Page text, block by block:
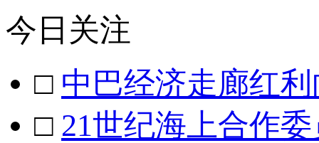
今日关注
□ 中巴经济走廊红
□ 21世纪海上合作